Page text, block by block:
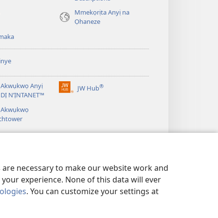
necessary to make our website work and
experience. None of this data will ever
. You can customize your settings at
ga-
anọ
Mmekọrịta Anyị na
Ọhaneze
Anyị
N’ỊNTANET™
JW Hub®
(ga-
gụọ
ya)